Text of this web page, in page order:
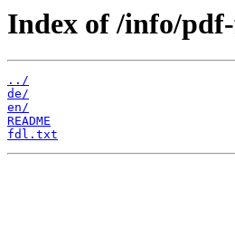
Index of /info/
../
de/
en/
README
fdl.txt